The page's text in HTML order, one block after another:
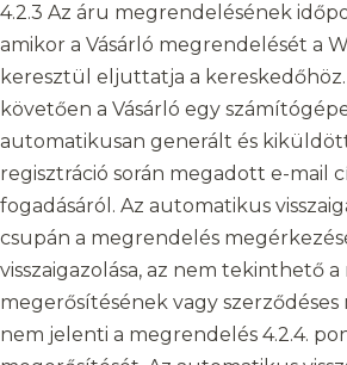
4.2.3 Az áru megrendelésének
amikor a Vásárló megrendelését a
keresztül eljuttatja a
követően a Vásárló egy
automatikusan generált és
regisztráció során megadott e-mail
fogadásáról. Az automatikus
csupán a megrendelés
visszaigazolása, az nem tekinthető
megerősítésének vagy szerződéses
nem jelenti a megrendelés 4.2.4.